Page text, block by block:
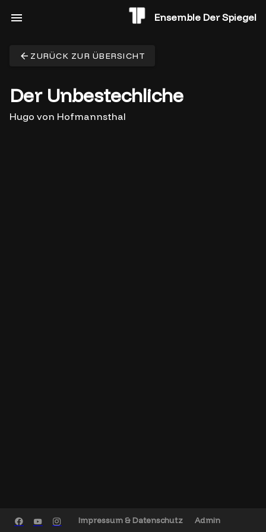
Ensemble Der Spiegel
ZURÜCK ZUR ÜBERSICHT
Der Unbestechliche
Hugo von Hofmannsthal
Impressum & Datenschutz Admin